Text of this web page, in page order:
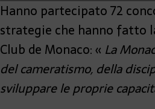
Hanno partecipato 72
strategie che hanno fatto
Club de Monaco: « La
del cameratismo, della
sviluppare le proprie